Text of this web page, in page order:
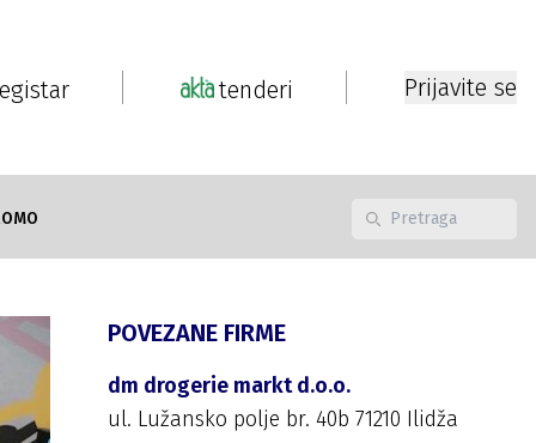
tenderi Prijavite se
POVEZANE FIRME
dm drogerie markt d.o.o.
ul. Lužansko polje br. 40b 71210 Ilidža